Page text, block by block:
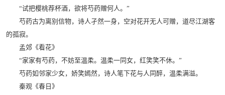
“试把樱桃荐杯酒，欲将芍药赠何人。”
芍药古为离别信物，诗人孑然一身，空对花开无人可赠，道尽江湖客
的孤寂。
孟郊《看花》
“家家有芍药，不妨至温柔。温柔一同女，红笑笑不休。”
芍药如邻家少女，娇笑嫣然，诗人笔下花与人同醉，温柔满溢。
秦观《春日》